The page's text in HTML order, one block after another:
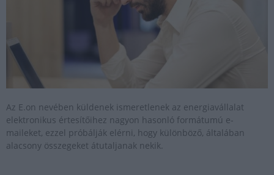
Az E.on nevében küldenek ismeretlenek az energiavállalat
elektronikus értesítőihez nagyon hasonló formátumú e-
maileket, ezzel próbálják elérni, hogy különböző, általában
alacsony összegeket átutaljanak nekik.